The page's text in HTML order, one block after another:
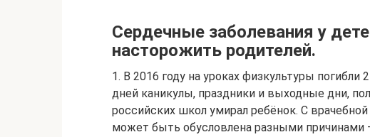
Сердечные заболевания у
насторожить родителей.
1. В 2016 году на уроках физкультуры
дней каникулы, праздники и выходные дни,
российских школ умирал ребёнок. С
может быть обусловлена разными причинами